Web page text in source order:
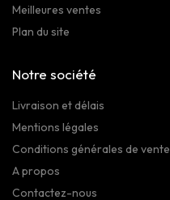
Meilleures ventes
Plan du site
Notre société
Livraison et délais
Mentions légales
Conditions générales de vente
A propos
Contactez-nous